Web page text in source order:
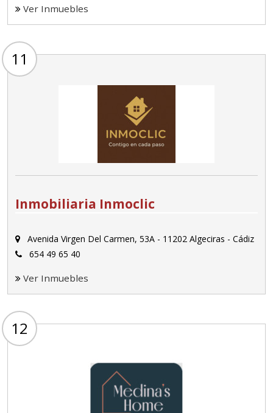
Ver Inmuebles
11
Inmobiliaria Inmoclic
Avenida Virgen Del Carmen, 53A - 11202 Algeciras - Cádiz
654 49 65 40
Ver Inmuebles
12